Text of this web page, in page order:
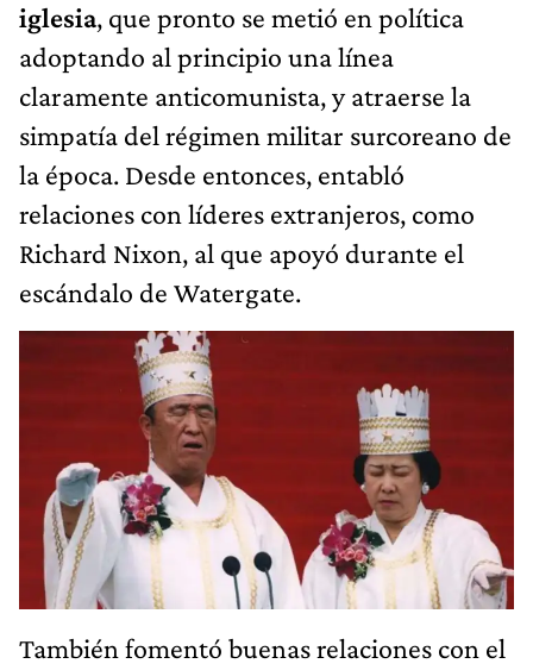
iglesia, que pronto se metió en política
adoptando al principio una línea
claramente anticomunista, y atraerse la
simpatía del régimen militar surcoreano de
la época. Desde entonces, entabló
relaciones con líderes extranjeros, como
Richard Nixon, al que apoyó durante el
escándalo de Watergate.
También fomentó buenas relaciones con el